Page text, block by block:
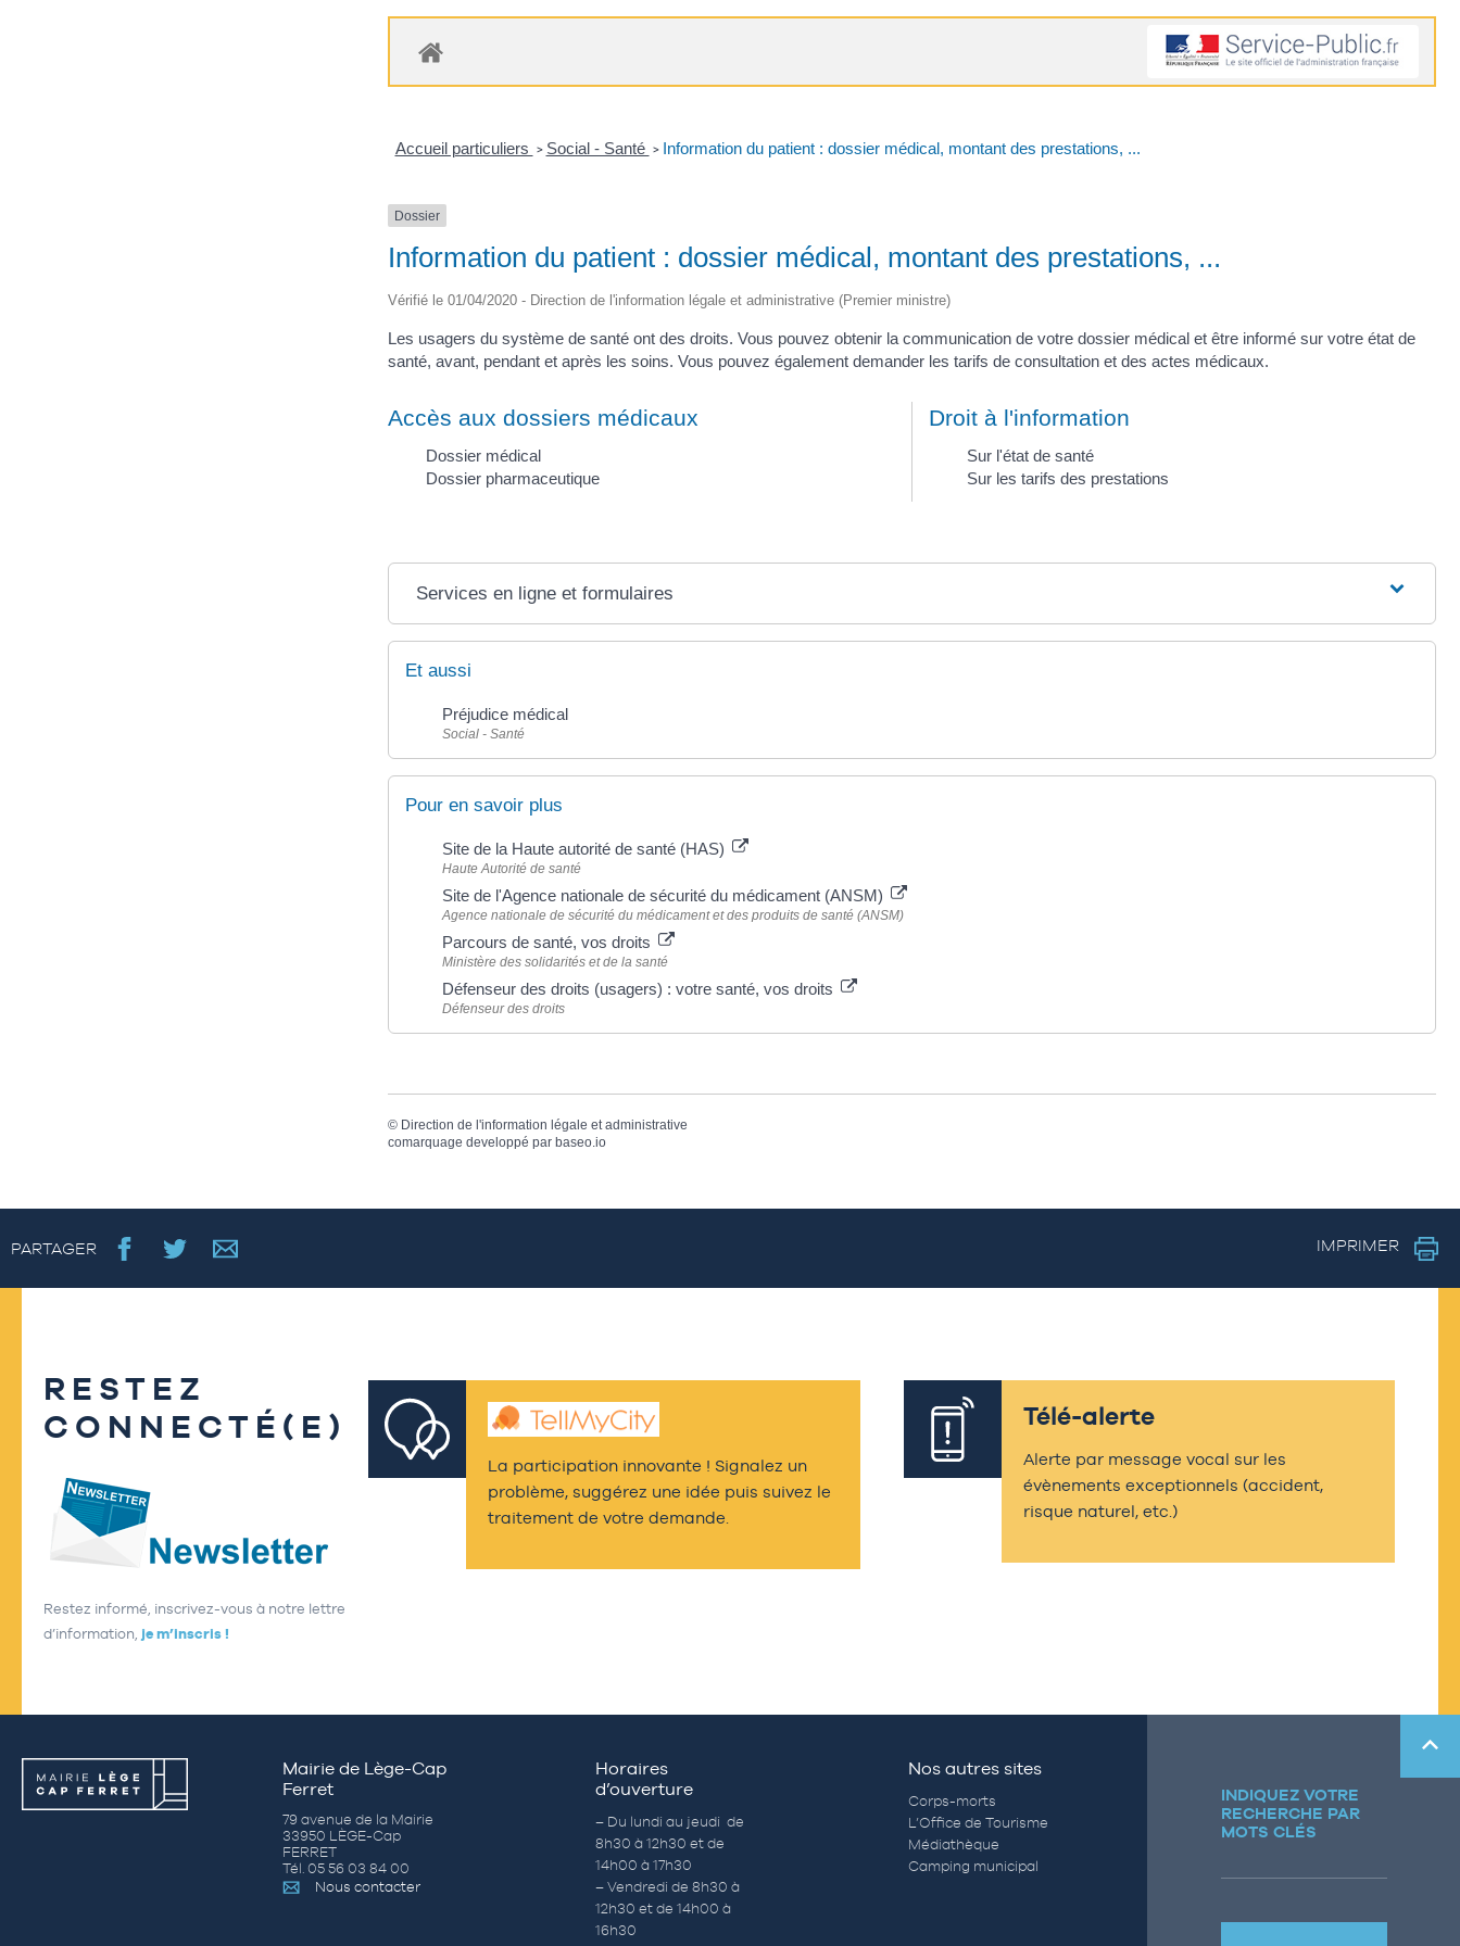
Accueil particuliers > Social - Santé > Information du patient : dossier médical, montant des prestations, ...
Dossier
Information du patient : dossier médical, montant des prestations, ...
Vérifié le 01/04/2020 - Direction de l'information légale et administrative (Premier ministre)
Les usagers du système de santé ont des droits. Vous pouvez obtenir la communication de votre dossier médical et être informé sur votre état de
santé, avant, pendant et après les soins. Vous pouvez également demander les tarifs de consultation et des actes médicaux.
Accès aux dossiers médicaux
Dossier médical
Dossier pharmaceutique
Droit à l'information
Sur l'état de santé
Sur les tarifs des prestations
Services en ligne et formulaires
Et aussi
Préjudice médical
Social - Santé
Pour en savoir plus
Site de la Haute autorité de santé (HAS)
Haute Autorité de santé
Site de l'Agence nationale de sécurité du médicament (ANSM)
Agence nationale de sécurité du médicament et des produits de santé (ANSM)
Parcours de santé, vos droits
Ministère des solidarités et de la santé
Défenseur des droits (usagers) : votre santé, vos droits
Défenseur des droits
© Direction de l'information légale et administrative
comarquage developpé par baseo.io
PARTAGER IMPRIMER
RESTEZ
CONNECTÉ(E)
Restez informé, inscrivez-vous à notre lettre
d’information, je m’inscris !
La participation innovante ! Signalez un
problème, suggérez une idée puis suivez le
traitement de votre demande.
Télé-alerte
Alerte par message vocal sur les
évènements exceptionnels (accident,
risque naturel, etc.)
Mairie de Lège-Cap
Ferret
79 avenue de la Mairie
33950 LÈGE-Cap
FERRET
Tél. 05 56 03 84 00
Nous contacter
Horaires
d’ouverture
– Du lundi au jeudi de
8h30 à 12h30 et de
14h00 à 17h30
– Vendredi de 8h30 à
12h30 et de 14h00 à
16h30
Nos autres sites
Corps-morts
L’Office de Tourisme
Médiathèque
Camping municipal
INDIQUEZ VOTRE
RECHERCHE PAR
MOTS CLÉS